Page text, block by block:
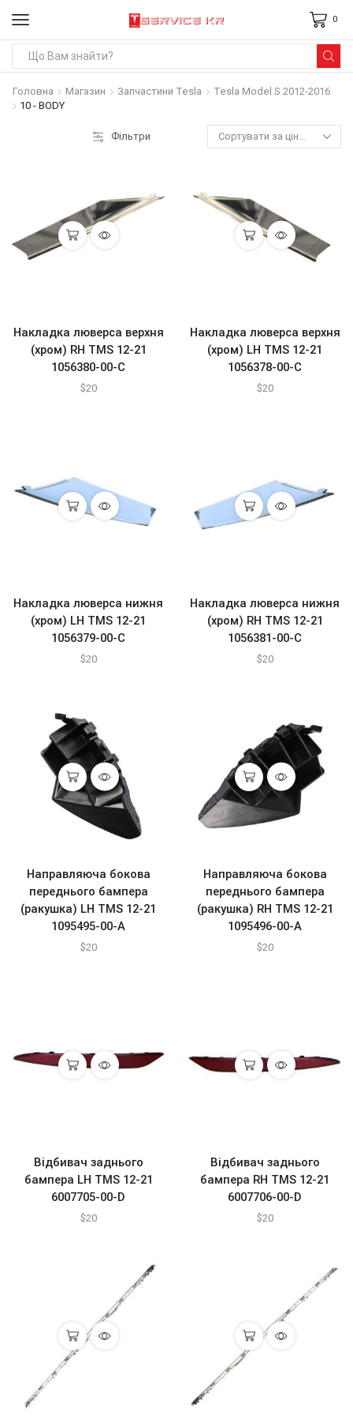
0
Головна Магазин Запчастини Tesla
Tesla Model S 2012-2016
10 - BODY
Фільтри
Накладка люверса верхня
(хром) RH TMS 12-21
1056380-00-C
$20
Накладка люверса верхня
(хром) LH TMS 12-21
1056378-00-C
$20
Накладка люверса нижня
(хром) LH TMS 12-21
1056379-00-C
$20
Накладка люверса нижня
(хром) RH TMS 12-21
1056381-00-C
$20
Направляюча бокова
переднього бампера
(ракушка) LH TMS 12-21
1095495-00-A
$20
Направляюча бокова
переднього бампера
(ракушка) RH TMS 12-21
1095496-00-A
$20
Відбивач заднього
бампера LH TMS 12-21
6007705-00-D
$20
Відбивач заднього
бампера RH TMS 12-21
6007706-00-D
$20